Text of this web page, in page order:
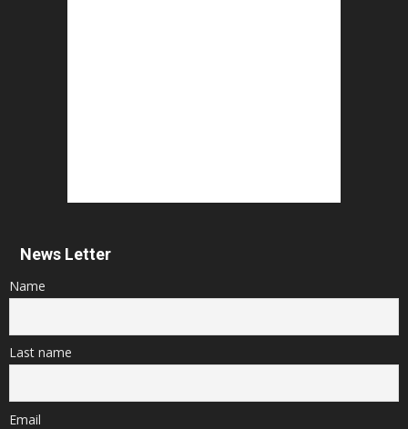
News Letter
Name
Last name
Email